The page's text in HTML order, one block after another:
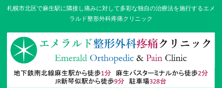
札幌市北区で麻生駅に隣接し痛みに対して多彩な独自の治療法を施行するエメ
ラルド整形外科疼痛クリニック